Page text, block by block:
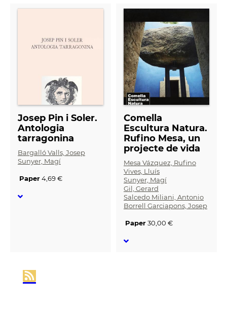
Josep Pin i Soler.
Antologia
tarragonina
Bargalló Valls, Josep
Sunyer, Magí
Paper4,69 €
Comella
Escultura Natura.
Rufino Mesa, un
projecte de vida
Mesa Vázquez, Rufino
Vives, Lluís
Sunyer, Magí
Gil, Gerard
Salcedo Miliani, Antonio
Borrell Garciapons, Josep
Paper30,00 €